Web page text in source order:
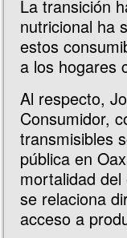
La transición
nutricional ha
estos
a los hogares
Al respecto,
Consumidor,
transmisibles
pública en
mortalidad
se relaciona
acceso a